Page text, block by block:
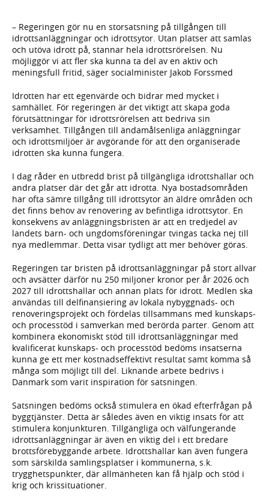
– Regeringen gör nu en storsatsning på tillgången till
idrottsanläggningar och idrottsytor. Utan platser att samlas
och utöva idrott på, stannar hela idrottsrörelsen. Nu
möjliggör vi att fler ska kunna ta del av en aktiv och
meningsfull fritid, säger socialminister Jakob Forssmed
Idrotten har ett egenvärde och bidrar med mycket i
samhället. För regeringen är det viktigt att skapa goda
förutsättningar för idrottsrörelsen att bedriva sin
verksamhet. Tillgången till ändamålsenliga anläggningar
och idrottsmiljöer är avgörande för att den organiserade
idrotten ska kunna fungera.
I dag råder en utbredd brist på tillgängliga idrottshallar och
andra platser där det går att idrotta. Nya bostadsområden
har ofta sämre tillgång till idrottsytor än äldre områden och
det finns behov av renovering av befintliga idrottsytor. En
konsekvens av anläggningsbristen är att en tredjedel av
landets barn- och ungdomsföreningar tvingas tacka nej till
nya medlemmar. Detta visar tydligt att mer behöver göras.
Regeringen tar bristen på idrottsanläggningar på stort allvar
och avsätter därför nu 250 miljoner kronor per år 2026 och
2027 till idrottshallar och annan plats för idrott. Medlen ska
användas till delfinansiering av lokala nybyggnads- och
renoveringsprojekt och fördelas tillsammans med kunskaps-
och processtöd i samverkan med berörda parter. Genom att
kombinera ekonomiskt stöd till idrottsanläggningar med
kvalificerat kunskaps- och processtöd bedöms insatserna
kunna ge ett mer kostnadseffektivt resultat samt komma så
många som möjligt till del. Liknande arbete bedrivs i
Danmark som varit inspiration för satsningen.
Satsningen bedöms också stimulera en ökad efterfrågan på
byggtjänster. Detta är således även en viktig insats för att
stimulera konjunkturen. Tillgängliga och välfungerande
idrottsanläggningar är även en viktig del i ett bredare
brottsförebyggande arbete. Idrottshallar kan även fungera
som särskilda samlingsplatser i kommunerna, s.k.
trygghetspunkter, där allmänheten kan få hjälp och stöd i
krig och krissituationer.